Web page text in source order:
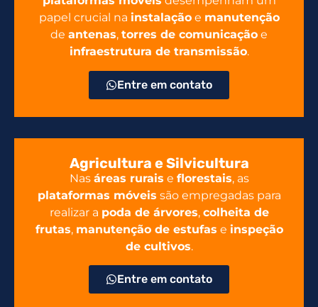
papel crucial na instalaçãoe manutenção
de antenas, torres de comunicação e
infraestrutura de transmissão.
Entre em contato
Agricultura e Silvicultura
Nas áreas rurais e florestais, as
plataformas móveis são empregadas para
realizar a poda de árvores, colheita de
frutas, manutenção de estufas e inspeção
de cultivos.
Entre em contato